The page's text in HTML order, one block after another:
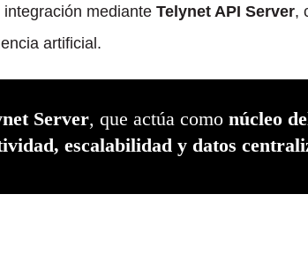
integración mediante Telynet API Server,
artificial.
Server, que actúa como núcleo
escalabilidad y datos